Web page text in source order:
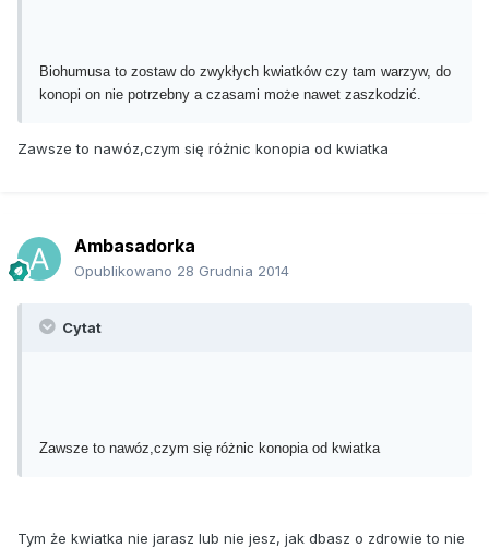
Biohumusa to zostaw do zwykłych kwiatków czy tam warzyw, do
konopi on nie potrzebny a czasami może nawet zaszkodzić.
Zawsze to nawóz,czym się różnic konopia od kwiatka
Ambasadorka
Opublikowano 28 Grudnia 2014
Cytat
Zawsze to nawóz,czym się różnic konopia od kwiatka
Tym że kwiatka nie jarasz lub nie jesz, jak dbasz o zdrowie to nie